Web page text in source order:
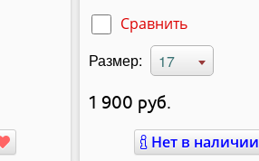
Сравнить
Размер: 17
1 900 руб.
Нет в наличии